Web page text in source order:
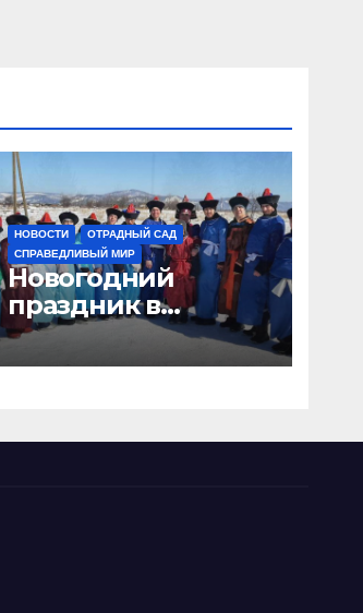
НОВОСТИ
ОТРАДНЫЙ САД
СПРАВЕДЛИВЫЙ МИР
Новогодний
праздник в
“Отрадном саду”